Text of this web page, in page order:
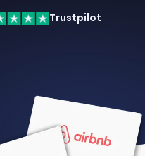
Trustpilot